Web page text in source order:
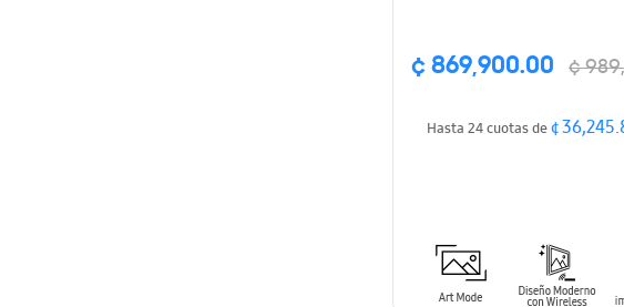
¢ 869,900.00 ¢
Hasta 24 cuotas de¢